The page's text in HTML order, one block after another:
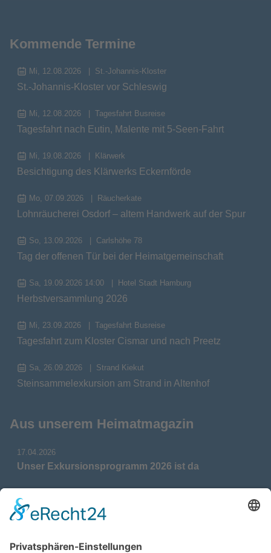
Kommende Termine
Mi, 12.08.2026 St.-Johannis-Kloster
St.-Johannis-Kloster vor Schleswig
Mi, 12.08.2026 Tagesfahrt Busreise
Tagesfahrt nach Eutin, Malente mit 5-Seen-Fahrt
Mi, 19.08.2026 Klärwerk
Besichtigung des Klärwerks Eckernförde
Mo, 07.09.2026 Räucherkate
Lohnräucherei Osdorf – altem Handwerk auf der Spur
So, 13.09.2026 Carlshöhe 78
Tag der offenen Tür bei der Heimatgemeinschaft
Sa, 19.09.2026 14:00 Hotel Stadt Hamburg
Herbstversammlung 2026
Mi, 23.09.2026 Tagesfahrt Busreise
Tagesfahrt zum Kloster Cismar und nach Preetz
Sa, 26.09.2026 Strand Kiekut
Steinsammelexkursion am Strand in Altenhof
Aus unserem Heimatmagazin
17.04.2026
Unser Exkursionsprogramm 2026 ist da
17.04.2026
Verdienstmedaille für Telse Stoy